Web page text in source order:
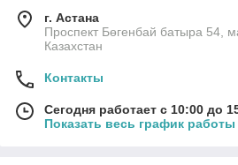
г. Астана
Проспект Бөгенбай батыра 54,
Казахстан
Контакты
Сегодня работает с 10:00 до
Показать весь график работы